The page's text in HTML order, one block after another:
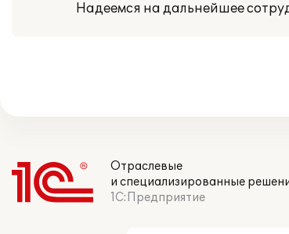
Надеемся на дальнейшее
Отраслевые
и специализированные
1С:Предприятие